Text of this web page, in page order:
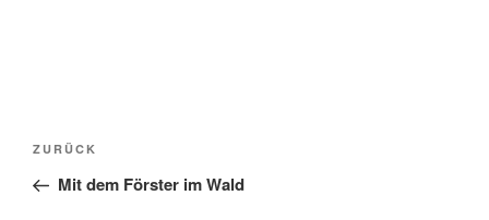
Beitragsnavigation
Vorheriger
Beitrag
ZURÜCK
Mit dem Förster im Wald